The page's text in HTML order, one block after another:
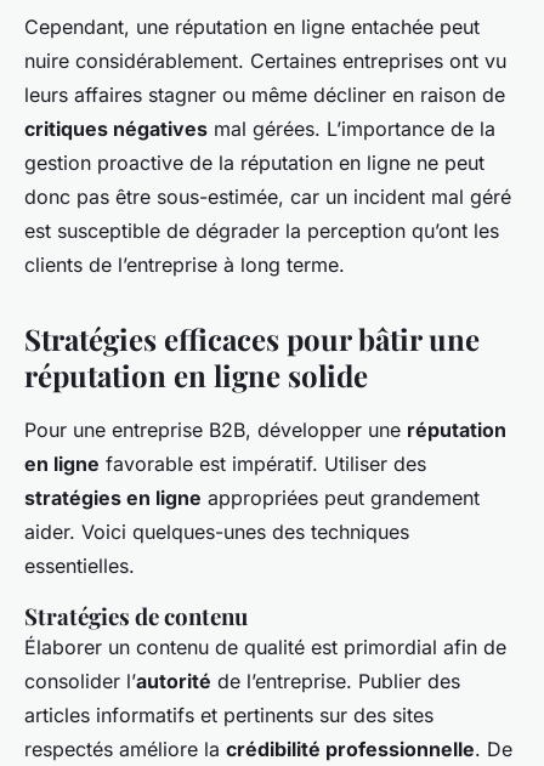
Cependant, une réputation en ligne entachée peut
nuire considérablement. Certaines entreprises ont vu
leurs affaires stagner ou même décliner en raison de
critiques négatives mal gérées. L’importance de la
gestion proactive de la réputation en ligne ne peut
donc pas être sous-estimée, car un incident mal géré
est susceptible de dégrader la perception qu’ont les
clients de l’entreprise à long terme.
Stratégies efficaces pour bâtir une
réputation en ligne solide
Pour une entreprise B2B, développer une réputation
en ligne favorable est impératif. Utiliser des
stratégies en ligne appropriées peut grandement
aider. Voici quelques-unes des techniques
essentielles.
Stratégies de contenu
Élaborer un contenu de qualité est primordial afin de
consolider l’autorité de l’entreprise. Publier des
articles informatifs et pertinents sur des sites
respectés améliore la crédibilité professionnelle. De